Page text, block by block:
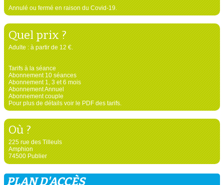
Annulé ou fermé en raison du Covid-19.
Quel prix ?
Adulte : à partir de 12 €.
Tarifs à la séance
Abonnement 10 séances
Abonnement 1, 3 et 6 mois
Abonnement Annuel
Abonnement couple
Pour plus de détails voir le PDF des tarifs.
Où ?
225 rue des Tilleuls
Amphion
74500 Publier
PLAN D'ACCÈS